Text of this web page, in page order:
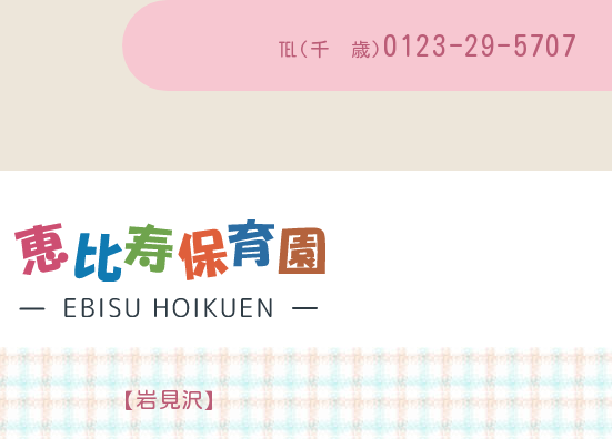
℡(千 歳) 0123-29-5707
【岩見沢】